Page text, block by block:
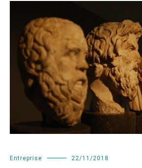
Entreprise 22/11/2018